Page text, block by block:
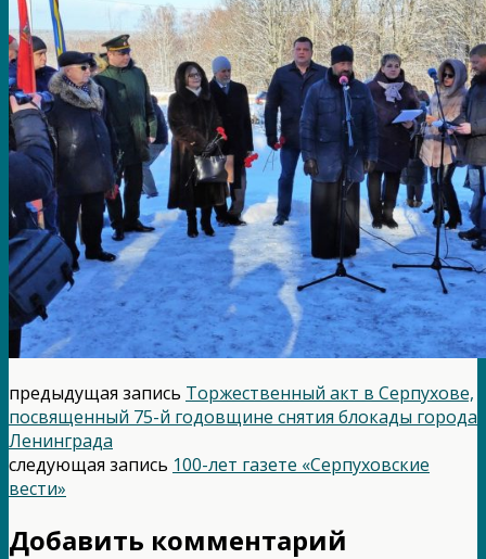
предыдущая запись Торжественный акт в Серпухове,
посвященный 75-й годовщине снятия блокады города
Ленинграда
следующая запись 100-лет газете «Серпуховские
вести»
Добавить комментарий